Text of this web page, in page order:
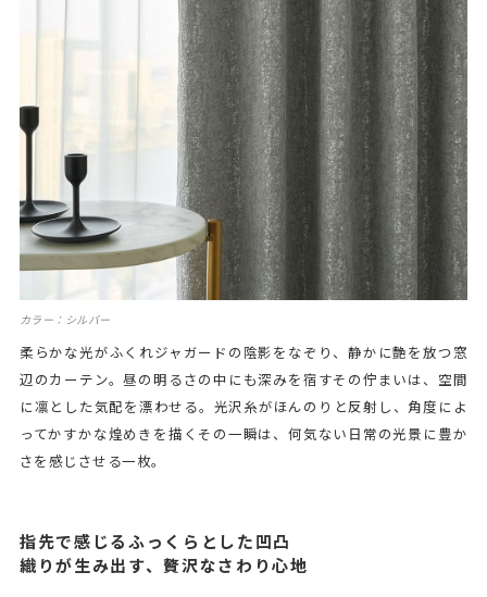
カラー：シルバー
柔らかな光がふくれジャガードの陰影をなぞり、静かに艶を放つ窓
辺のカーテン。昼の明るさの中にも深みを宿すその佇まいは、空間
に凛とした気配を漂わせる。光沢糸がほんのりと反射し、角度によ
ってかすかな煌めきを描くその一瞬は、何気ない日常の光景に豊か
さを感じさせる一枚。
指先で感じるふっくらとした凹凸
織りが生み出す、贅沢なさわり心地